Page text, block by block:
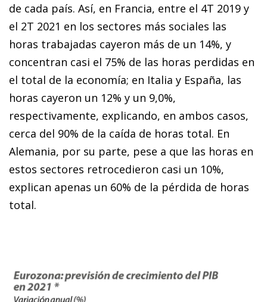
de cada país. Así, en Francia, entre el 4T 2019 y
el 2T 2021 en los sectores más sociales las
horas tra­­bajadas cayeron más de un 14%, y
concentran casi el 75% de las horas perdidas en
el total de la economía; en Italia y España, las
horas cayeron un 12% y un 9,0%,
respectivamente, explicando, en ambos casos,
cerca del 90% de la caída de horas total. En
Alemania, por su parte, pese a que las horas en
estos sectores retrocedieron casi un 10%,
explican apenas un 60% de la pérdida de horas
total.